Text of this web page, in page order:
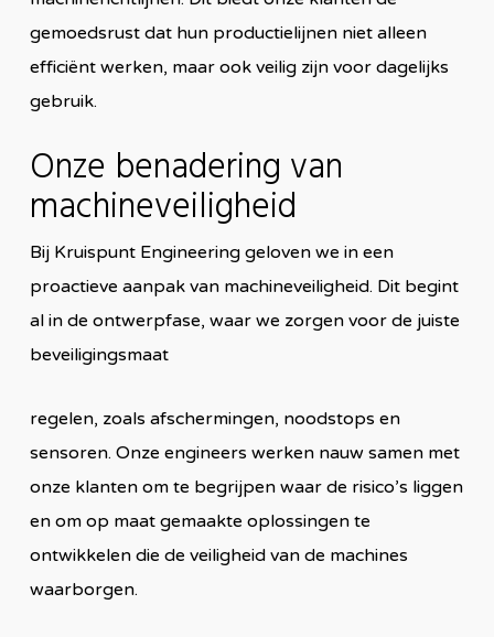
gemoedsrust dat hun productielijnen niet alleen
efficiënt werken, maar ook veilig zijn voor dagelijks
gebruik.
Onze benadering van
machineveiligheid
Bij Kruispunt Engineering geloven we in een
proactieve aanpak van machineveiligheid. Dit begint
al in de ontwerpfase, waar we zorgen voor de juiste
beveiligingsmaat
regelen, zoals afschermingen, noodstops en
sensoren. Onze engineers werken nauw samen met
onze klanten om te begrijpen waar de risico’s liggen
en om op maat gemaakte oplossingen te
ontwikkelen die de veiligheid van de machines
waarborgen.